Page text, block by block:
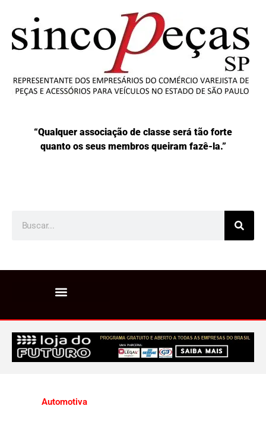
“Qualquer associação de classe será tão forte
quanto os seus membros queiram fazê-la.”
Automotiva